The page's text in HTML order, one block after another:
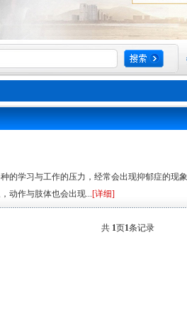
的学习与工作的压力，经常会出现抑郁症的现
动作与肢体也会出现...[详细]
共 1页1条记录